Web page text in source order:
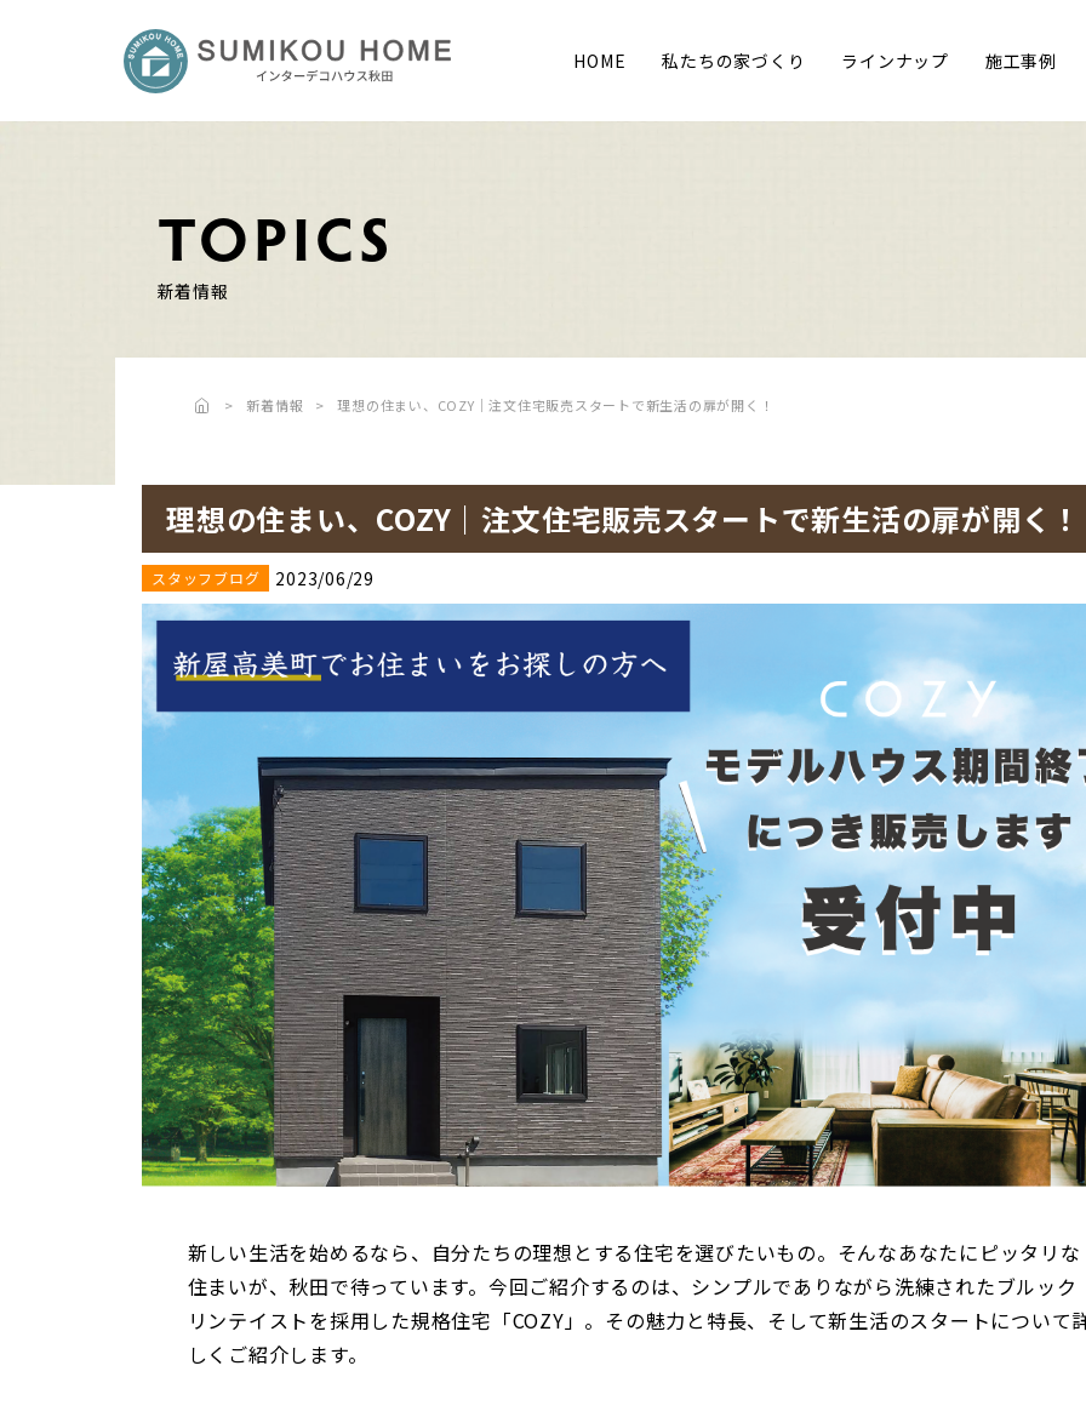
HOME 私たちの家づくり ラインナップ 施工事例
TOPICS
新着情報
新着情報 理想の住まい、COZY｜注文住宅販売スタートで新生活の扉が開く！
理想の住まい、COZY｜注文住宅販売スタートで新生活の扉が開く！
スタッフブログ 2023/06/29
新しい生活を始めるなら、自分たちの理想とする住宅を選びたいもの。そんなあなたにピッタリな
住まいが、秋田で待っています。今回ご紹介するのは、シンプルでありながら洗練されたブルック
リンテイストを採用した規格住宅「COZY」。その魅力と特長、そして新生活のスタートについて
しくご紹介します。